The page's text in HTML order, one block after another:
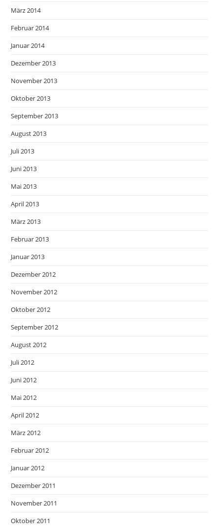
März 2014
Februar 2014
Januar 2014
Dezember 2013
November 2013
Oktober 2013
September 2013
August 2013
Juli 2013
Juni 2013
Mai 2013
April 2013
März 2013
Februar 2013
Januar 2013
Dezember 2012
November 2012
Oktober 2012
September 2012
August 2012
Juli 2012
Juni 2012
Mai 2012
April 2012
März 2012
Februar 2012
Januar 2012
Dezember 2011
November 2011
Oktober 2011